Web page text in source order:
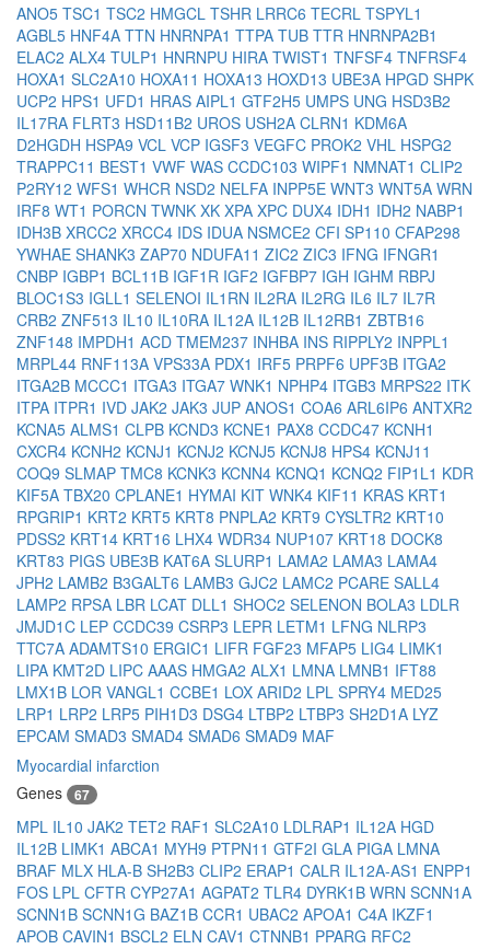
ANO5 TSC1 TSC2 HMGCL TSHR LRRC6 TECRL TSPYL1
AGBL5 HNF4A TTN HNRNPA1 TTPA TUB TTR HNRNPA2B1
ELAC2 ALX4 TULP1 HNRNPU HIRA TWIST1 TNFSF4 TNFRSF4
HOXA1 SLC2A10 HOXA11 HOXA13 HOXD13 UBE3A HPGD SHPK
UCP2 HPS1 UFD1 HRAS AIPL1 GTF2H5 UMPS UNG HSD3B2
IL17RA FLRT3 HSD11B2 UROS USH2A CLRN1 KDM6A
D2HGDH HSPA9 VCL VCP IGSF3 VEGFC PROK2 VHL HSPG2
TRAPPC11 BEST1 VWF WAS CCDC103 WIPF1 NMNAT1 CLIP2
P2RY12 WFS1 WHCR NSD2 NELFA INPP5E WNT3 WNT5A WRN
IRF8 WT1 PORCN TWNK XK XPA XPC DUX4 IDH1 IDH2 NABP1
IDH3B XRCC2 XRCC4 IDS IDUA NSMCE2 CFI SP110 CFAP298
YWHAE SHANK3 ZAP70 NDUFA11 ZIC2 ZIC3 IFNG IFNGR1
CNBP IGBP1 BCL11B IGF1R IGF2 IGFBP7 IGH IGHM RBPJ
BLOC1S3 IGLL1 SELENOI IL1RN IL2RA IL2RG IL6 IL7 IL7R
CRB2 ZNF513 IL10 IL10RA IL12A IL12B IL12RB1 ZBTB16
ZNF148 IMPDH1 ACD TMEM237 INHBA INS RIPPLY2 INPPL1
MRPL44 RNF113A VPS33A PDX1 IRF5 PRPF6 UPF3B ITGA2
ITGA2B MCCC1 ITGA3 ITGA7 WNK1 NPHP4 ITGB3 MRPS22 ITK
ITPA ITPR1 IVD JAK2 JAK3 JUP ANOS1 COA6 ARL6IP6 ANTXR2
KCNA5 ALMS1 CLPB KCND3 KCNE1 PAX8 CCDC47 KCNH1
CXCR4 KCNH2 KCNJ1 KCNJ2 KCNJ5 KCNJ8 HPS4 KCNJ11
COQ9 SLMAP TMC8 KCNK3 KCNN4 KCNQ1 KCNQ2 FIP1L1 KDR
KIF5A TBX20 CPLANE1 HYMAI KIT WNK4 KIF11 KRAS KRT1
RPGRIP1 KRT2 KRT5 KRT8 PNPLA2 KRT9 CYSLTR2 KRT10
PDSS2 KRT14 KRT16 LHX4 WDR34 NUP107 KRT18 DOCK8
KRT83 PIGS UBE3B KAT6A SLURP1 LAMA2 LAMA3 LAMA4
JPH2 LAMB2 B3GALT6 LAMB3 GJC2 LAMC2 PCARE SALL4
LAMP2 RPSA LBR LCAT DLL1 SHOC2 SELENON BOLA3 LDLR
JMJD1C LEP CCDC39 CSRP3 LEPR LETM1 LFNG NLRP3
TTC7A ADAMTS10 ERGIC1 LIFR FGF23 MFAP5 LIG4 LIMK1
LIPA KMT2D LIPC AAAS HMGA2 ALX1 LMNA LMNB1 IFT88
LMX1B LOR VANGL1 CCBE1 LOX ARID2 LPL SPRY4 MED25
LRP1 LRP2 LRP5 PIH1D3 DSG4 LTBP2 LTBP3 SH2D1A LYZ
EPCAM SMAD3 SMAD4 SMAD6 SMAD9 MAF
Myocardial infarction
Genes
67
MPL IL10 JAK2 TET2 RAF1 SLC2A10 LDLRAP1 IL12A HGD
IL12B LIMK1 ABCA1 MYH9 PTPN11 GTF2I GLA PIGA LMNA
BRAF MLX HLA-B SH2B3 CLIP2 ERAP1 CALR IL12A-AS1 ENPP1
FOS LPL CFTR CYP27A1 AGPAT2 TLR4 DYRK1B WRN SCNN1A
SCNN1B SCNN1G BAZ1B CCR1 UBAC2 APOA1 C4A IKZF1
APOB CAVIN1 BSCL2 ELN CAV1 CTNNB1 PPARG RFC2